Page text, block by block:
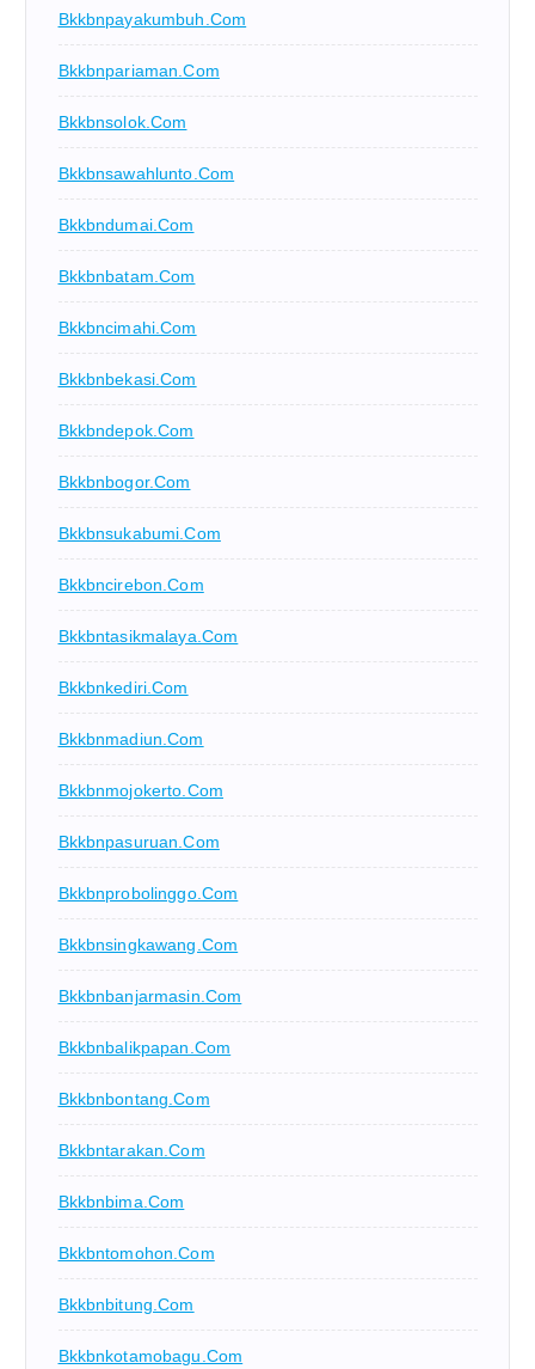
Bkkbnpayakumbuh.com
Bkkbnpariaman.com
Bkkbnsolok.com
Bkkbnsawahlunto.com
Bkkbndumai.com
Bkkbnbatam.com
Bkkbncimahi.com
Bkkbnbekasi.com
Bkkbndepok.com
Bkkbnbogor.com
Bkkbnsukabumi.com
Bkkbncirebon.com
Bkkbntasikmalaya.com
Bkkbnkediri.com
Bkkbnmadiun.com
Bkkbnmojokerto.com
Bkkbnpasuruan.com
Bkkbnprobolinggo.com
Bkkbnsingkawang.com
Bkkbnbanjarmasin.com
Bkkbnbalikpapan.com
Bkkbnbontang.com
Bkkbntarakan.com
Bkkbnbima.com
Bkkbntomohon.com
Bkkbnbitung.com
Bkkbnkotamobagu.com